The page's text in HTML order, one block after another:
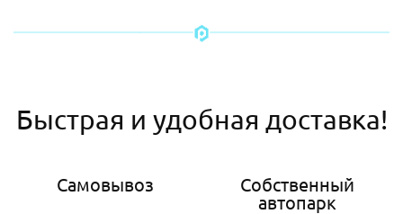
Быстрая и удобная доставка!
Самовывоз
Собственный
автопарк